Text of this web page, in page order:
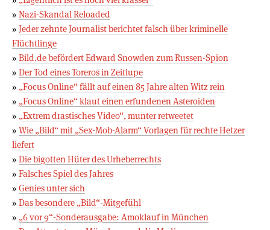
» Nazi-Skandal Reloaded
» Jeder zehnte Journalist berichtet falsch über kriminelle
Flüchtlinge
» Bild.de befördert Edward Snowden zum Russen-Spion
» Der Tod eines Toreros in Zeitlupe
» „Focus Online“ fällt auf einen 85 Jahre alten Witz rein
» „Focus Online“ klaut einen erfundenen Asteroiden
» „Extrem drastisches Video“, munter retweetet
» Wie „Bild“ mit „Sex-Mob-Alarm“ Vorlagen für rechte Hetzer
liefert
» Die bigotten Hüter des Urheberrechts
» Falsches Spiel des Jahres
» Genies unter sich
» Das besondere „Bild“-Mitgefühl
» „6 vor 9“-Sonderausgabe: Amoklauf in München